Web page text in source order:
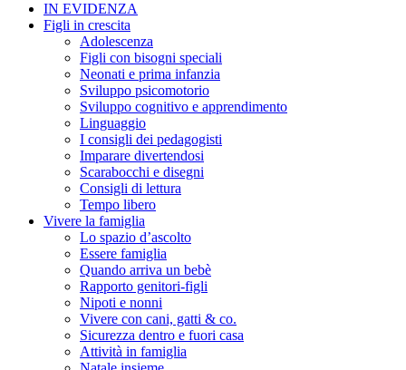
IN EVIDENZA
Figli in crescita
Adolescenza
Figli con bisogni speciali
Neonati e prima infanzia
Sviluppo psicomotorio
Sviluppo cognitivo e apprendimento
Linguaggio
I consigli dei pedagogisti
Imparare divertendosi
Scarabocchi e disegni
Consigli di lettura
Tempo libero
Vivere la famiglia
Lo spazio d’ascolto
Essere famiglia
Quando arriva un bebè
Rapporto genitori-figli
Nipoti e nonni
Vivere con cani, gatti & co.
Sicurezza dentro e fuori casa
Attività in famiglia